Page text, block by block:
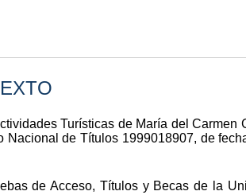
Turísticas de María del Carmen
de Títulos 1999018907, de
de Acceso, Títulos y Becas de la